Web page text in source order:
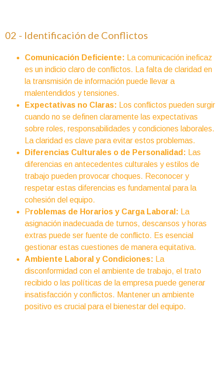
02 - Identificación de Conflictos
Comunicación Deficiente:
La comunicación ineficaz
es un indicio claro de conflictos. La falta de claridad en
la transmisión de información puede llevar a
malentendidos y tensiones.
Expectativas no Claras:
Los conflictos pueden surgir
cuando no se definen claramente las expectativas
sobre roles, responsabilidades y condiciones laborales.
La claridad es clave para evitar estos problemas.
Diferencias Culturales o de Personalidad:
Las
diferencias en antecedentes culturales y estilos de
trabajo pueden provocar choques. Reconocer y
respetar estas diferencias es fundamental para la
cohesión del equipo.
Problemas de Horarios y Carga Laboral:
La
asignación inadecuada de turnos, descansos y horas
extras puede ser fuente de conflicto. Es esencial
gestionar estas cuestiones de manera equitativa.
Ambiente Laboral y Condiciones:
La
disconformidad con el ambiente de trabajo, el trato
recibido o las políticas de la empresa puede generar
insatisfacción y conflictos. Mantener un ambiente
positivo es crucial para el bienestar del equipo.